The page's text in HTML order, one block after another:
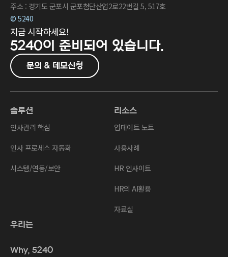
주소 : 경기도 군포시 군포첨단산업2로22번길 5, 517호
© 5240
지금 시작하세요!
5240이 준비되어 있습니다.
문의 & 데모신청
솔루션
인사관리 핵심
인사 프로세스 자동화
시스템/연동/보안
리소스
업데이트 노트
사용사례
HR 인사이트
HR의 AI활용
자료실
우리는
Why, 5240